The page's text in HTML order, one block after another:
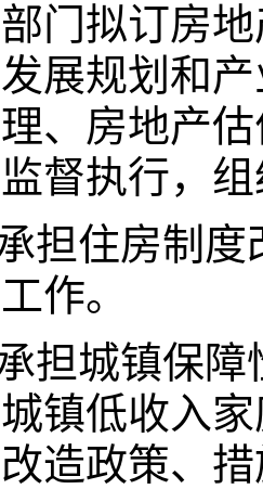
门拟订房
展规划和
、房地产
督执行，
承担住房制
作。
承担城镇保
镇低收入
造政策、